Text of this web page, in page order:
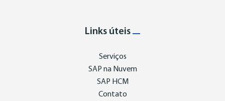
Links úteis
Serviços
SAP na Nuvem
SAP HCM
Contato